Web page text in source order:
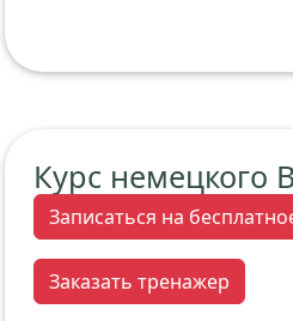
Курс немецкого
Записаться на
Заказать тренажер